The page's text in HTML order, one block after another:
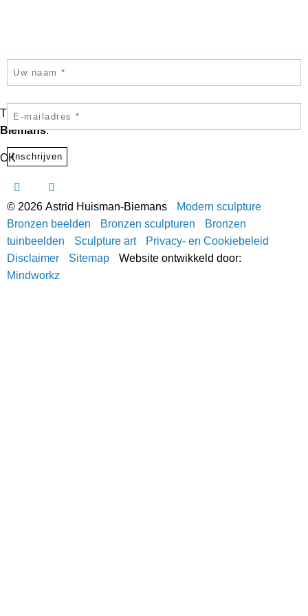
© 2026 Astrid Huisman-Biemans
Modern sculpture
Bronzen beelden
Bronzen sculpturen
Bronzen
tuinbeelden
Sculpture art
Privacy- en Cookiebeleid
Disclaimer
Sitemap
Website ontwikkeld door:
Mindworkz
This function has been disabled for
Biemans.
OK